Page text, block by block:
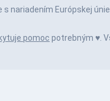
nariadením Európskej únie
pomoc potrebným ♥️.